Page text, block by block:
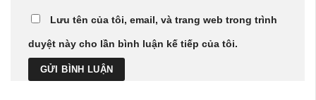
Lưu tên của tôi, email, và trang web trong trình
duyệt này cho lần bình luận kế tiếp của tôi.